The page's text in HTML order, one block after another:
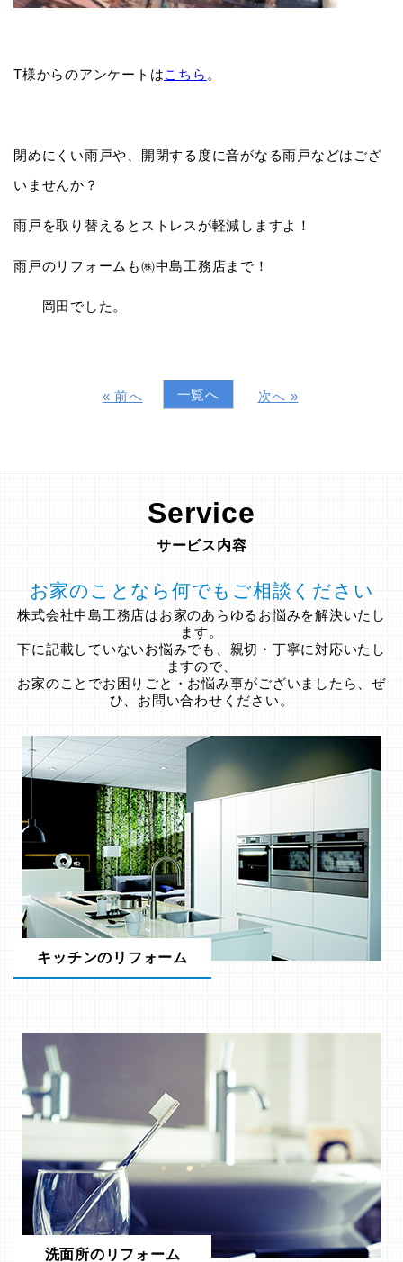
T様からのアンケートはこちら 。
閉めにくい雨戸や、開閉する度に音がなる雨戸などはござ
いませんか？
雨戸を取り替えるとストレスが軽減しますよ！
雨戸のリフォームも㈱中島工務店まで！
岡田でした。
« 前へ 一覧へ 次へ »
Service
サービス内容
お家のことなら何でもご相談ください
株式会社中島工務店はお家のあらゆるお悩みを解決いたし
ます。
下に記載していないお悩みでも、親切・丁寧に対応いたし
ますので、
お家のことでお困りごと・お悩み事がございましたら、ぜ
ひ、お問い合わせください。
キッチンのリフォーム
洗面所のリフォーム